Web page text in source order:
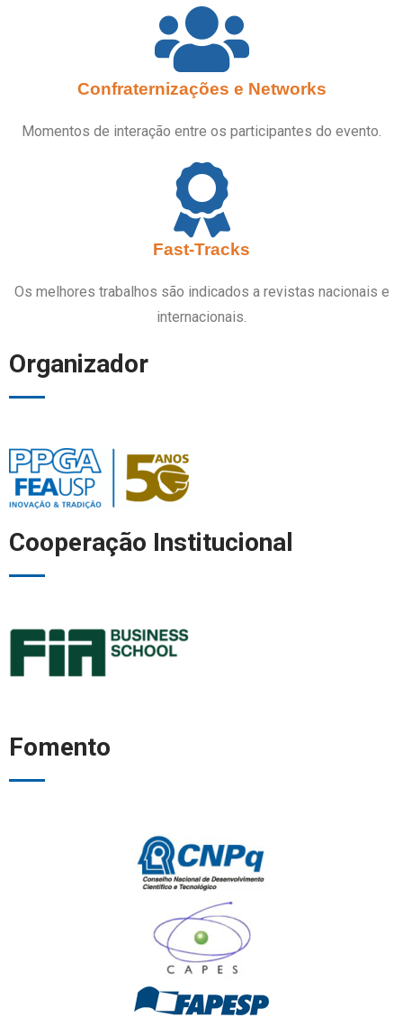
Confraternizações e Networks
Momentos de interação entre os participantes do evento.
Fast-Tracks
Os melhores trabalhos são indicados a revistas nacionais e
internacionais.
Organizador
Cooperação Institucional
Fomento